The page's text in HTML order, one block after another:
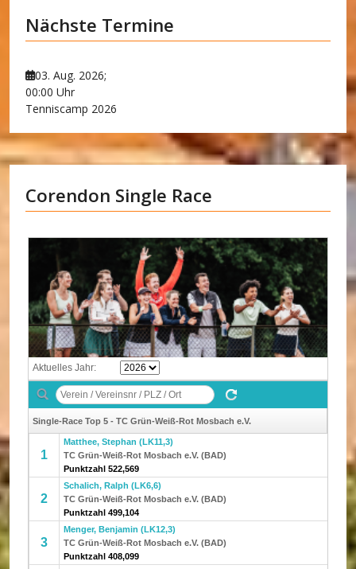
Nächste Termine
03. Aug. 2026;
00:00 Uhr
Tenniscamp 2026
Corendon Single Race